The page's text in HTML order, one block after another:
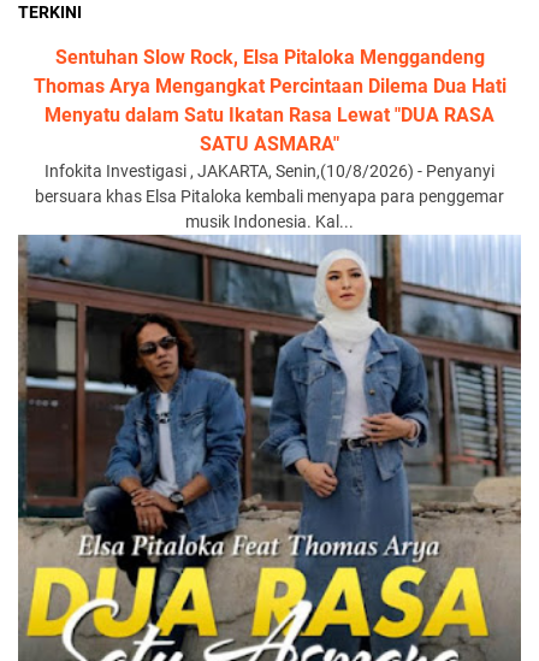
TERKINI
Sentuhan Slow Rock, Elsa Pitaloka Menggandeng
Thomas Arya Mengangkat Percintaan Dilema Dua Hati
Menyatu dalam Satu Ikatan Rasa Lewat "DUA RASA
SATU ASMARA"
Infokita Investigasi , JAKARTA, Senin,(10/8/2026) - Penyanyi
bersuara khas Elsa Pitaloka kembali menyapa para penggemar
musik Indonesia. Kal...